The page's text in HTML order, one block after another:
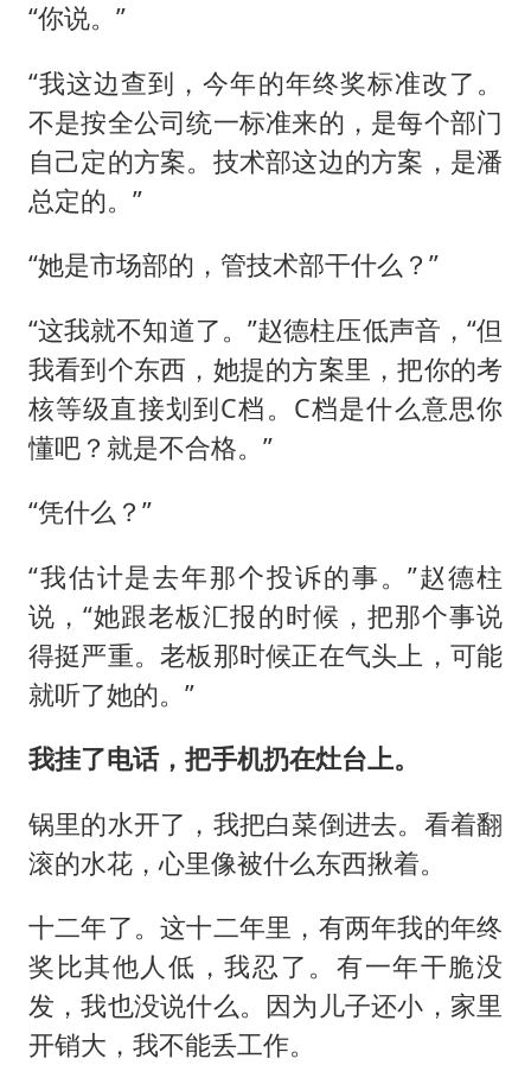
“你说。”
“我这边查到，今年的年终奖标准改了。
不是按全公司统一标准来的，是每个部门
自己定的方案。技术部这边的方案，是潘
总定的。”
“她是市场部的，管技术部干什么？”
“这我就不知道了。”赵德柱压低声音，“但
我看到个东西，她提的方案里，把你的考
核等级直接划到C档。C档是什么意思你
懂吧？就是不合格。”
“凭什么？”
“我估计是去年那个投诉的事。”赵德柱
说，“她跟老板汇报的时候，把那个事说
得挺严重。老板那时候正在气头上，可能
就听了她的。”
我挂了电话，把手机扔在灶台上。
锅里的水开了，我把白菜倒进去。看着翻
滚的水花，心里像被什么东西揪着。
十二年了。这十二年里，有两年我的年终
奖比其他人低，我忍了。有一年干脆没
发，我也没说什么。因为儿子还小，家里
开销大，我不能丢工作。